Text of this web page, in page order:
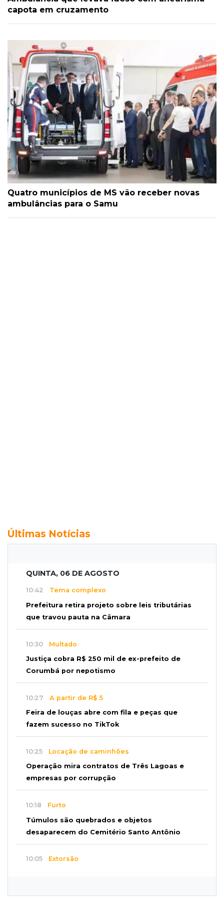
capota em cruzamento
Quatro municípios de MS vão receber novas
ambulâncias para o Samu
Últimas Notícias
QUINTA, 06 DE AGOSTO
10:42 Tema complexo
Prefeitura retira projeto sobre leis tributárias
que travou pauta na Câmara
10:30 Multado
Justiça cobra R$ 250 mil de ex-prefeito de
Corumbá por nepotismo
10:27 A partir de R$ 5
Feira de louças abre com fila e peças que
fazem sucesso no TikTok
10:25 Locação de caminhões
Operação mira contratos de Três Lagoas e
empresas por corrupção
10:18 Furto
Túmulos são quebrados e objetos
desaparecem do Cemitério Santo Antônio
10:05 Extorsão